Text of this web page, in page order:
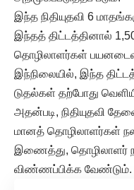
இந்த நிதியுதவி 6
இந்தத் திட்டத்தினால்
தொழிலாளர்கள்
இந்நிலையில், இந்த
டுதல்கள் தற்போது
அதன்படி, நிதியுதவி
மானத் தொழிலாளர்கள்
இணைத்து, தொழிலாளர்
விண்ணப்பிக்க வேண்டும்.